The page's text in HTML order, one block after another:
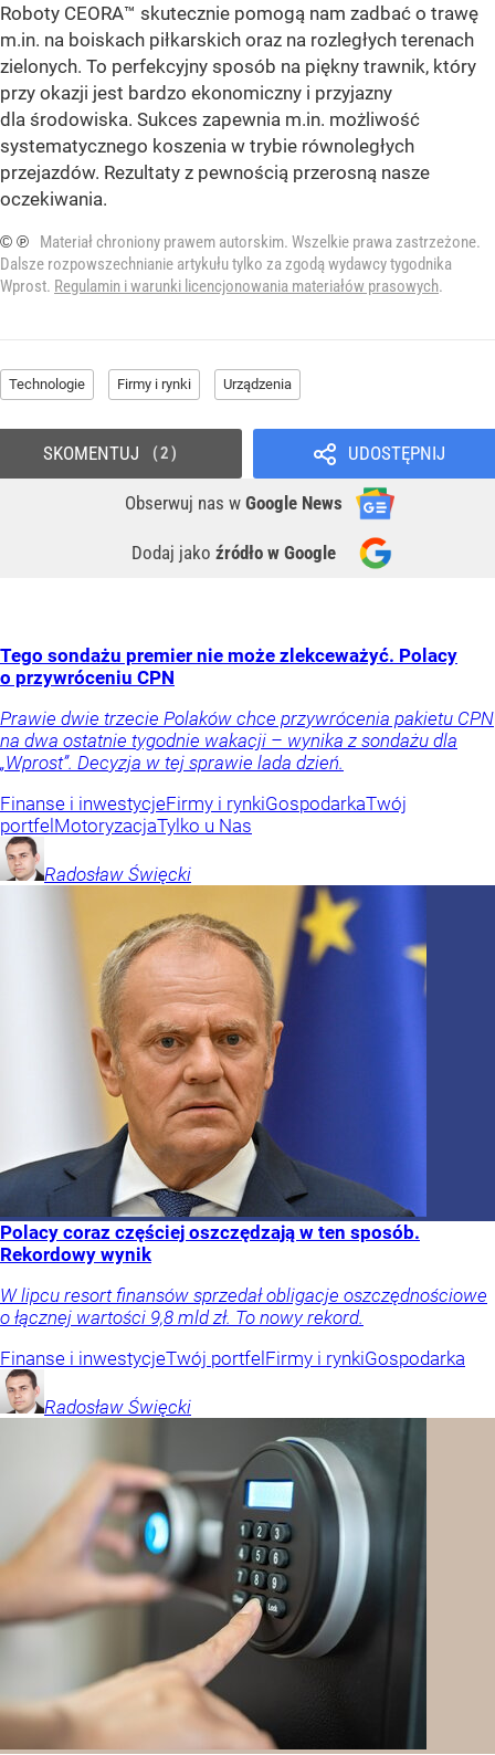
Roboty CEORA™ skutecznie pomogą nam zadbać o trawę
m.in. na boiskach piłkarskich oraz na rozległych terenach
zielonych. To perfekcyjny sposób na piękny trawnik, który
przy okazji jest bardzo ekonomiczny i przyjazny
dla środowiska. Sukces zapewnia m.in. możliwość
systematycznego koszenia w trybie równoległych
przejazdów. Rezultaty z pewnością przerosną nasze
oczekiwania.
© ℗
Materiał chroniony prawem autorskim. Wszelkie prawa zastrzeżone.
Dalsze rozpowszechnianie artykułu tylko za zgodą wydawcy tygodnika
Wprost. Regulamin i warunki licencjonowania materiałów prasowych.
Technologie Firmy i rynki Urządzenia
UDOSTĘPNIJ
Obserwuj nas w Google News
Dodaj jako źródło w Google
SKOMENTUJ 2
Tego sondażu premier nie może zlekceważyć. Polacy
o przywróceniu CPN
Prawie dwie trzecie Polaków chce przywrócenia pakietu CPN
na dwa ostatnie tygodnie wakacji – wynika z sondażu dla
„Wprost”. Decyzja w tej sprawie lada dzień.
Finanse i inwestycjeFirmy i rynkiGospodarkaTwój
portfelMotoryzacjaTylko u Nas
Radosław Święcki
Polacy coraz częściej oszczędzają w ten sposób.
Rekordowy wynik
W lipcu resort finansów sprzedał obligacje oszczędnościowe
o łącznej wartości 9,8 mld zł. To nowy rekord.
Finanse i inwestycjeTwój portfelFirmy i rynkiGospodarka
Radosław Święcki